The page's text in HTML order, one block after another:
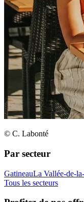
© C. Labonté
Par secteur
GatineauLa Vallée-de-
Tous les secteurs